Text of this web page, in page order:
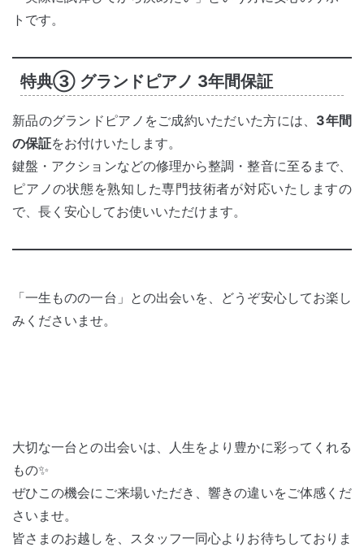
トです。
特典③ グランドピアノ 3年間保証
新品のグランドピアノをご成約いただいた方には、 3年間
の保証をお付けいたします。
鍵盤・アクションなどの修理から整調・整音に至るまで、
ピアノの状態を熟知した専門技術者が対応いたしますの
で、長く安心してお使いいただけます。
「一生ものの一台」との出会いを、どうぞ安心してお楽し
みくださいませ。
大切な一台との出会いは、人生をより豊かに彩ってくれる
もの✨
ぜひこの機会にご来場いただき、響きの違いをご体感くだ
さいませ。
皆さまのお越しを、スタッフ一同心よりお待ちしておりま